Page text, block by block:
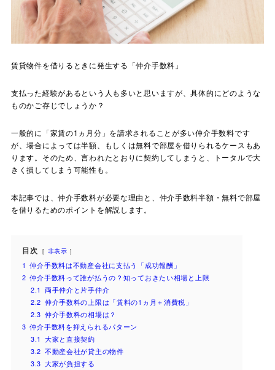
賃貸物件を借りるときに発生する「仲介手数料」
支払った経験があるという人も多いと思いますが、具体的にどのような
ものかご存じでしょうか？
一般的に「家賃の1ヵ月分」を請求されることが多い仲介手数料です
が、場合によっては半額、もしくは無料で部屋を借りられるケースもあ
ります。そのため、言われたとおりに契約してしまうと、トータルで大
きく損してしまう可能性も。
本記事では、仲介手数料が必要な理由と、仲介手数料半額・無料で部屋
を借りるためのポイントを解説します。
目次 非表示
1 仲介手数料は不動産会社に支払う「成功報酬」
2 仲介手数料って誰が払うの？知っておきたい相場と上限
2.1 両手仲介と片手仲介
2.2 仲介手数料の上限は「賃料の1ヵ月＋消費税」
2.3 仲介手数料の相場は？
3 仲介手数料を抑えられるパターン
3.1 大家と直接契約
3.2 不動産会社が貸主の物件
3.3 大家が負担する